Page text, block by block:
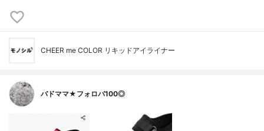
CHEER me COLOR リキッドアイライナー
バドママ★フォロバ100◎